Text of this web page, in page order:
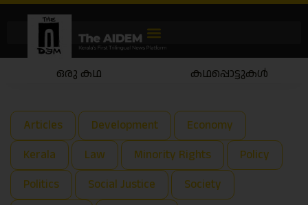
കഥപ്പൊട്ടുകൾ കഥയാട്ടം
Articles Development
Economy
Kerala
Law Minority Rights
Policy
Politics
Social Justice
Society